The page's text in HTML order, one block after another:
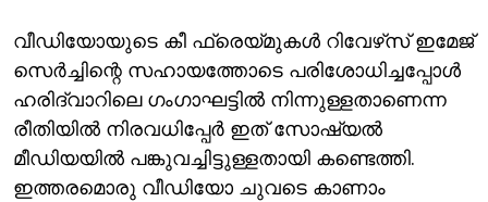
വീഡിയോയുടെ കീ ഫ്രെയ്മുകള്‍ റിവേഴ്‌സ് ഇമേജ്
സെര്‍ച്ചിന്റെ സഹായത്തോടെ പരിശോധിച്ചപ്പോള്‍
ഹരിദ്വാറിലെ ഗംഗാഘട്ടില്‍ നിന്നുള്ളതാണെന്ന
രീതിയില്‍ നിരവധിപ്പേര്‍ ഇത് സോഷ്യല്‍
മീഡിയയില്‍ പങ്കുവച്ചിട്ടുള്ളതായി കണ്ടെത്തി.
ഇത്തരമൊരു വീഡിയോ ചുവടെ കാണാം